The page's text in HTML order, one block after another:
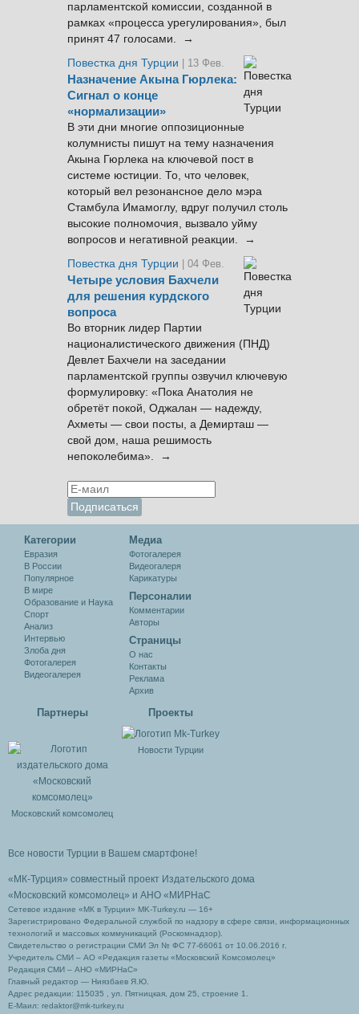
парламентской комиссии, созданной в
рамках «процесса урегулирования», был
принят 47 голосами. →
Повестка дня Турции
| 13 Фев.
Назначение Акына Гюрлека:
Сигнал о конце
«нормализации»
В эти дни многие оппозиционные
колумнисты пишут на тему назначения
Акына Гюрлека на ключевой пост в
системе юстиции. То, что человек,
который вел резонансное дело мэра
Стамбула Имамоглу, вдруг получил столь
высокие полномочия, вызвало уйму
вопросов и негативной реакции. →
Повестка дня Турции
| 04 Фев.
Четыре условия Бахчели
для решения курдского
вопроса
Во вторник лидер Партии
националистического движения (ПНД)
Девлет Бахчели на заседании
парламентской группы озвучил ключевую
формулировку: «Пока Анатолия не
обретёт покой, Оджалан — надежду,
Ахметы — свои посты, а Демирташ —
свой дом, наша решимость
непоколебима». →
Категории
Евразия
В России
Популярное
В мире
Образование и Наука
Спорт
Анализ
Интервью
Злоба дня
Фотогалерея
Видеогалерея
Медиа
Фотогалерея
Видеогалеря
Карикатуры
Персоналии
Комментарии
Авторы
Cтраницы
О нас
Контакты
Реклама
Архив
Партнеры
Московский комсомолец
Проекты
Новости Турции
Все новости Турции в Вашем смартфоне!
«МК-Турция» совместный проект Издательского дома
«Московский комсомолец» и АНО «МИРНаС
Сетевое издание «МК в Турции» MK-Turkey.ru — 16+
Зарегистрировано Федеральной службой по надзору в сфере связи, информационных
технологий и массовых коммуникаций (Роскомнадзор).
Свидетельство о регистрации СМИ Эл № ФС 77-66061 от 10.06.2016 г.
Учредитель СМИ – АО «Редакция газеты «Московский Комсомолец»
Редакция СМИ – АНО «МИРНаС»
Главный редактор — Ниязбаев Я.Ю.
Адрес редакции: 115035 , ул. Пятницкая, дом 25, строение 1.
Е-Маил: redaktor@mk-turkey.ru